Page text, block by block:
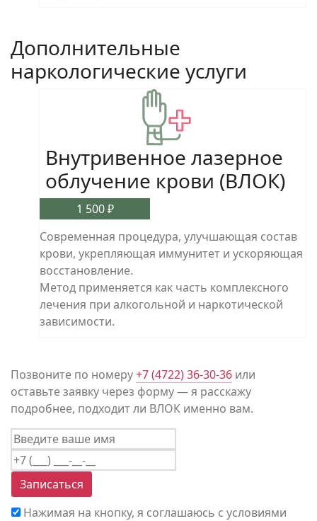
Дополнительные
наркологические услуги
Внутривенное лазерное
облучение крови (ВЛОК)
1 500 ₽
Современная процедура, улучшающая состав
крови, укрепляющая иммунитет и ускоряющая
восстановление.
Метод применяется как часть комплексного
лечения при алкогольной и наркотической
зависимости.
Позвоните по номеру+7 (4722) 36-30-36 или
оставьте заявку через форму — я расскажу
подробнее, подходит ли ВЛОК именно вам.
Записаться
Нажимая на кнопку, я соглашаюсь с условиями